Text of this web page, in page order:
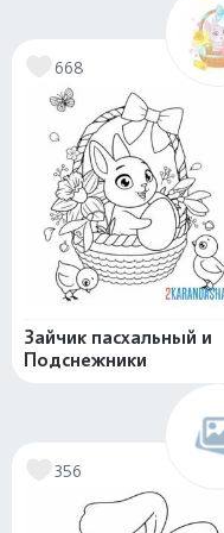
668
Зайчик пасхальный и
Подснежники
356